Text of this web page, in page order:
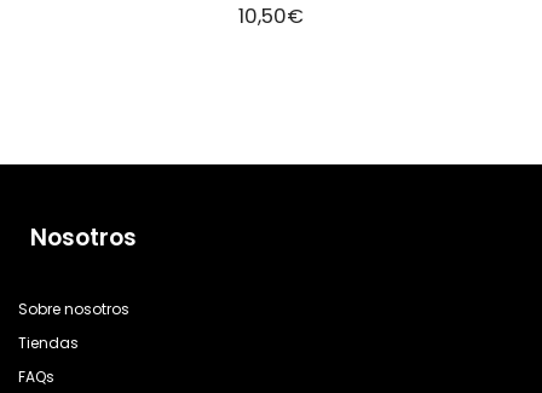
10,50€
Nosotros
Sobre nosotros
Tiendas
FAQs